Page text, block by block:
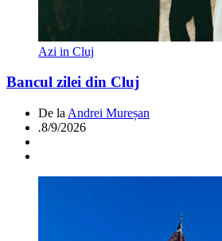
Azi in Cluj
Bancul zilei din Cluj
De la Andrei Mureșan
.8/9/2026